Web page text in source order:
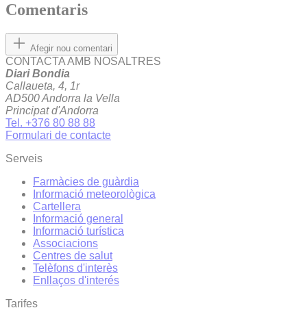
Comentaris
Afegir nou comentari
CONTACTA AMB NOSALTRES
Diari Bondia
Callaueta, 4, 1r
AD500 Andorra la Vella
Principat d'Andorra
Tel. +376 80 88 88
Formulari de contacte
Serveis
Farmàcies de guàrdia
Informació meteorològica
Cartellera
Informació general
Informació turística
Associacions
Centres de salut
Telèfons d'interès
Enllaços d'interés
Tarifes